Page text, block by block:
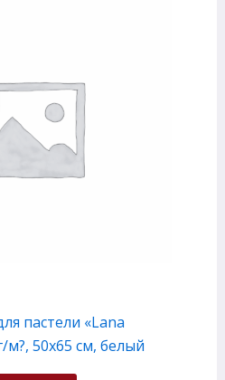
пастели «Lana
м?, 50х65 см, белый